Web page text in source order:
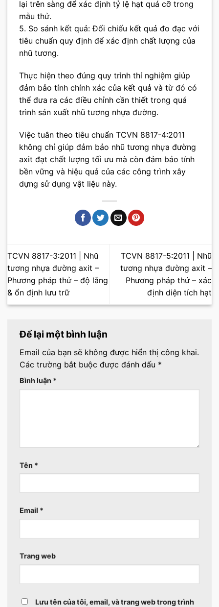
lại trên sàng để xác định tỷ lệ hạt quá cỡ trong
mẫu thử.
5. So sánh kết quả: Đối chiếu kết quả đo đạc với
tiêu chuẩn quy định để xác định chất lượng của
nhũ tương.
Thực hiện theo đúng quy trình thí nghiệm giúp
đảm bảo tính chính xác của kết quả và từ đó có
thể đưa ra các điều chỉnh cần thiết trong quá
trình sản xuất nhũ tương nhựa đường.
Việc tuân theo tiêu chuẩn TCVN 8817-4:2011
không chỉ giúp đảm bảo nhũ tương nhựa đường
axit đạt chất lượng tối ưu mà còn đảm bảo tính
bền vững và hiệu quả của các công trình xây
dựng sử dụng vật liệu này.
TCVN 8817-3:2011 | Nhũ
tương nhựa đường axit –
Phương pháp thử – độ lắng
& ổn định lưu trữ
TCVN 8817-5:2011 | Nhũ
tương nhựa đường axit –
Phương pháp thử – xác
định diện tích hạt
Để lại một bình luận
Email của bạn sẽ không được hiển thị công khai.
Các trường bắt buộc được đánh dấu *
Bình luận *
Tên *
Email *
Trang web
Lưu tên của tôi, email, và trang web trong trình